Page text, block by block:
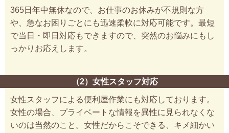
365日年中無休なので、お仕事のお休みが不規則な方
や、急なお困りごとにも迅速柔軟に対応可能です。最短
で当日・即日対応もできますので、突然のお悩みにもし
っかりお応えします。
（2）女性スタッフ対応
女性スタッフによる便利屋作業にも対応しております。
女性の場合、プライベートな情報を異性に見られなくな
いのは当然のこと。女性だからこそできる、キメ細かい